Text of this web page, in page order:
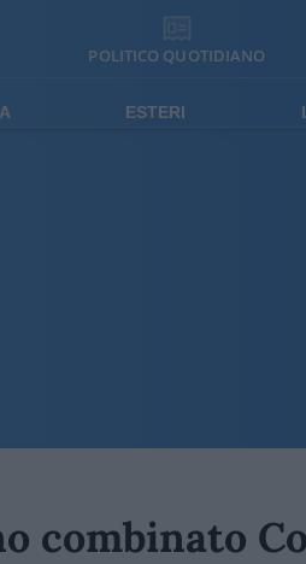
POLITICO QUOTIDIANO
ESTERI
combinato